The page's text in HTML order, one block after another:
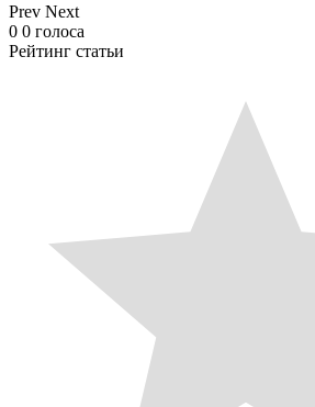
Prev Next
0 0 голоса
Рейтинг статьи